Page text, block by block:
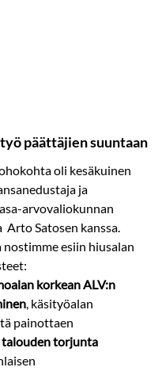
päättäjien suuntaan
oli kesäkuinen
ja
arvovaliokunnan
Arto Satosen kanssa.
nostimme esiin hiusalan
korkean ALV:n
, käsityöalan
painottaen
talouden torjunta